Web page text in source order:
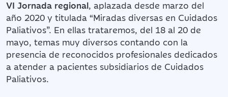
VI Jornada regional, aplazada desde marzo del
año 2020 y titulada “Miradas diversas en Cuidados
Paliativos”. En ellas trataremos, del 18 al 20 de
mayo, temas muy diversos contando con la
presencia de reconocidos profesionales dedicados
a atender a pacientes subsidiarios de Cuidados
Paliativos.